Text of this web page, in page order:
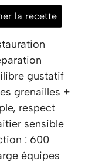
la recette
gustatif
grenailles +
respect
sensible
: 600
équipes